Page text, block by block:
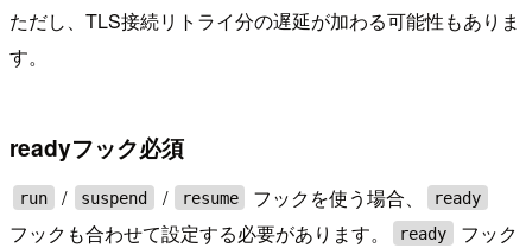
ただし、TLS接続リトライ分の遅延が加わる可能性もありま
す。
readyフック必須
run / suspend / resume フックを使う場合、 ready
フックも合わせて設定する必要があります。 ready
フック